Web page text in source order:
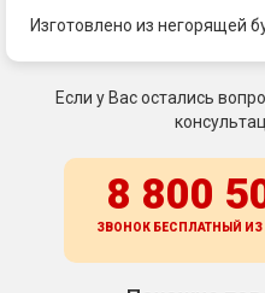
Изготовлено из негорящей
Если у Вас остались
8 800
ЗВОНОК БЕСПЛАТНЫЙ